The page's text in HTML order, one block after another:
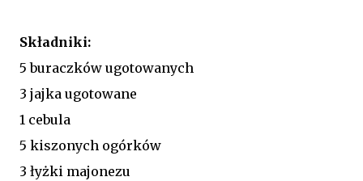
Składniki:
5 buraczków ugotowanych
3 jajka ugotowane
1 cebula
5 kiszonych ogórków
3 łyżki majonezu